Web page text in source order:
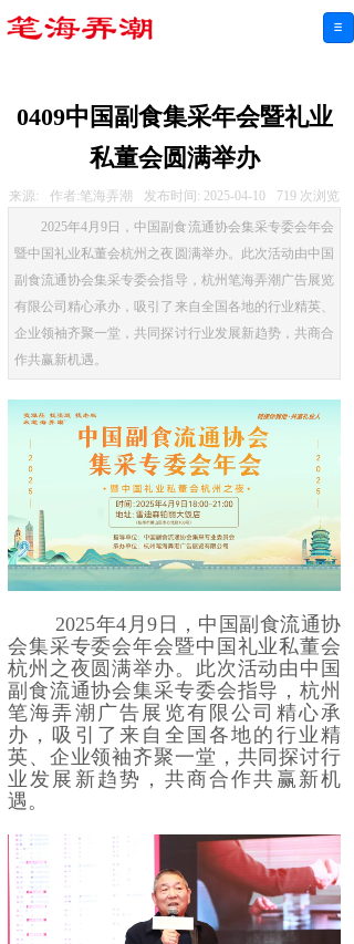
0409中国副食集采年会暨礼业
私董会圆满举办
来源: 作者:笔海弄潮 发布时间: 2025-04-10 719 次浏览
2025年4月9日，中国副食流通协会集采专委会年会
暨中国礼业私董会杭州之夜圆满举办。此次活动由中国
副食流通协会集采专委会指导，杭州笔海弄潮广告展览
有限公司精心承办，吸引了来自全国各地的行业精英、
企业领袖齐聚一堂，共同探讨行业发展新趋势，共商合
作共赢新机遇。
2025年4月9日，中国副食流通协
会集采专委会年会暨中国礼业私董会
杭州之夜圆满举办。此次活动由中国
副食流通协会集采专委会指导，杭州
笔海弄潮广告展览有限公司精心承
办，吸引了来自全国各地的行业精
英、企业领袖齐聚一堂，共同探讨行
业发展新趋势，共商合作共赢新机
遇。